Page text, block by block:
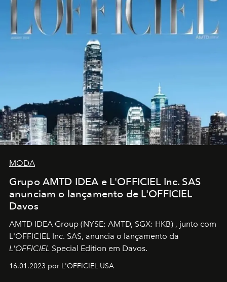
MODA
Grupo AMTD IDEA e L'OFFICIEL Inc. SAS
anunciam o lançamento de L'OFFICIEL
Davos
AMTD IDEA Group (NYSE: AMTD, SGX: HKB) , junto com
L'OFFICIEL Inc. SAS, anuncia o lançamento da
L'OFFICIEL Special Edition em Davos.
16.01.2023 por L'OFFICIEL USA